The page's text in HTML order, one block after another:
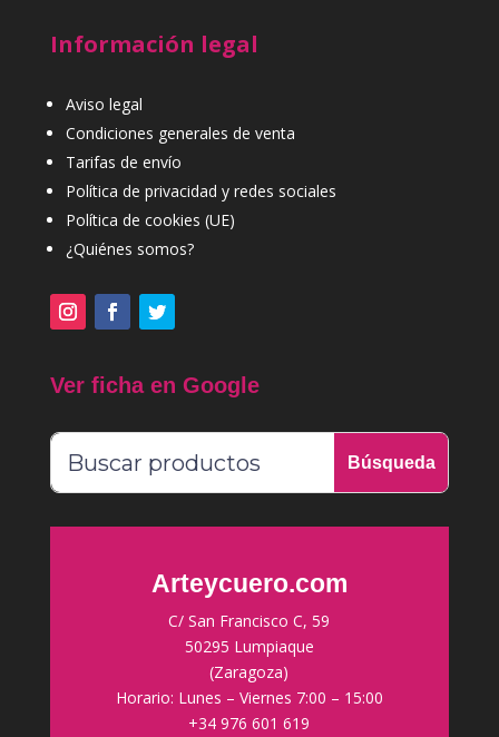
Información legal
Aviso legal
Condiciones generales de venta
Tarifas de envío
Política de privacidad y redes sociales
Política de cookies (UE)
¿Quiénes somos?
Ver ficha en Google
Arteycuero.com
C/ San Francisco C, 59
50295 Lumpiaque
(Zaragoza)
Horario: Lunes – Viernes 7:00 – 15:00
+34 976 601 619